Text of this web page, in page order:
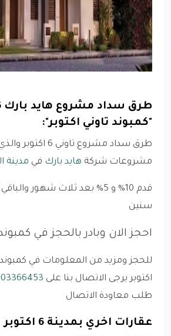
"كمبوند تاوني اكتوبر":
طرق سداد مشروع تاوني
مشروعات شركة هايد بارك في مدينة
سنين
احجز الان وبادر بالحجز في كمبوند تاوني
اكتوبر يرجى الاتصال بنا على
طلب معاودة الاتصال
عقارات اخري بمدينة 6 اكتوبر